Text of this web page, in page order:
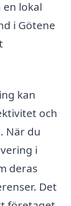
en lokal
i Götene
kan
och
När du
i
deras
Det